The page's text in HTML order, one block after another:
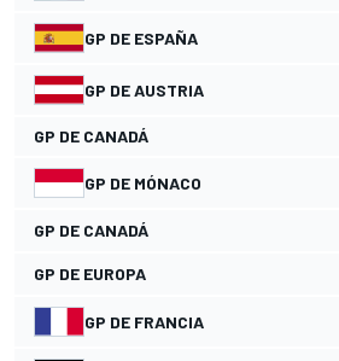
GP DE ESPAÑA
GP DE AUSTRIA
GP DE CANADÁ
GP DE MÓNACO
GP DE CANADÁ
GP DE EUROPA
GP DE FRANCIA